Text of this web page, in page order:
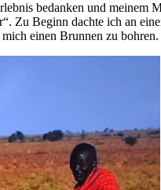
bedanken und meinem
Zu Beginn dachte ich an
einen Brunnen zu